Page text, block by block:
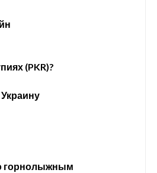
(PKR)?
горнолыжным